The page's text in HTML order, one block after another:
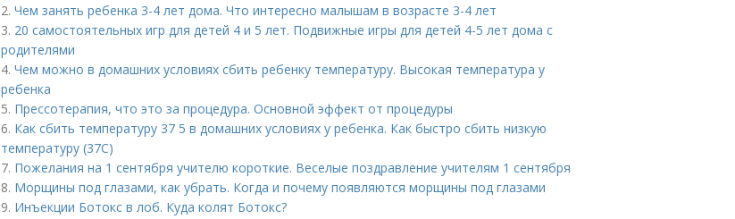
2. Чем занять ребенка 3-4 лет дома. Что интересно малышам в возрасте 3-4 лет
3. 20 самостоятельных игр для детей 4 и 5 лет. Подвижные игры для детей 4-5 лет дома с
родителями
4. Чем можно в домашних условиях сбить ребенку температуру. Высокая температура у
ребенка
5. Прессотерапия, что это за процедура. Основной эффект от процедуры
6. Как сбить температуру 37 5 в домашних условиях у ребенка. Как быстро сбить низкую
температуру (37С)
7. Пожелания на 1 сентября учителю короткие. Веселые поздравление учителям 1 сентября
8. Морщины под глазами, как убрать. Когда и почему появляются морщины под глазами
9. Инъекции Ботокс в лоб. Куда колят Ботокс?